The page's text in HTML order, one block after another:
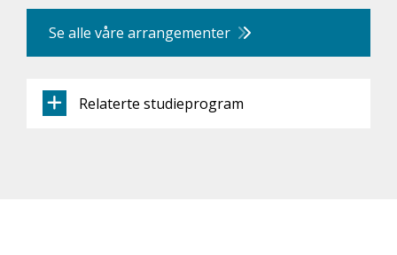
Se alle våre arrangementer
Relaterte studieprogram